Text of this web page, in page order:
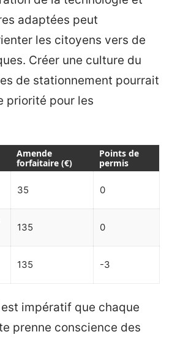
adaptées peut
les citoyens vers de
Créer une culture du
de stationnement pourrait
priorité pour les
Amende
forfaitaire (€)
Points de
permis
35 0
135 0
135 -3
impératif que chaque
prenne conscience des